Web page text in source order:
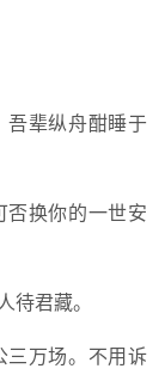
吾辈纵舟酣睡于
否换你的一世安
待君藏。
三万场。不用诉